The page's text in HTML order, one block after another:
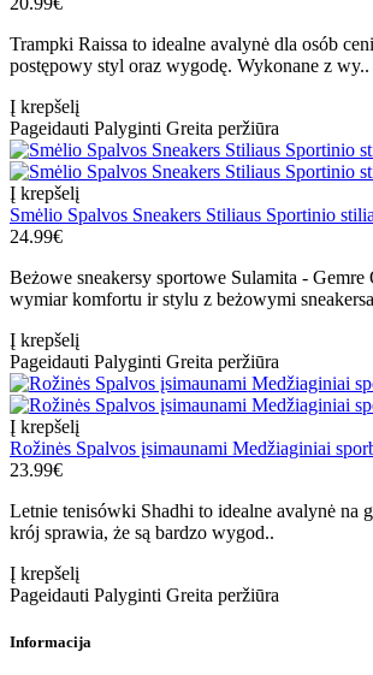
Trampki Raissa to idealne avalynė dla osób
postępowy styl oraz wygodę. Wykonane z wy..
Į krepšelį
Pageidauti Palyginti Greita peržiūra
Į krepšelį
Smėlio Spalvos Sneakers Stiliaus Sportinio
24.99€
Beżowe sneakersy sportowe Sulamita -
wymiar komfortu ir stylu z beżowymi
Į krepšelį
Pageidauti Palyginti Greita peržiūra
Į krepšelį
Rožinės Spalvos įsimaunami Medžiaginiai
23.99€
Letnie tenisówki Shadhi to idealne avalynė na
krój sprawia, że są bardzo wygod..
Į krepšelį
Pageidauti Palyginti Greita peržiūra
Informacija